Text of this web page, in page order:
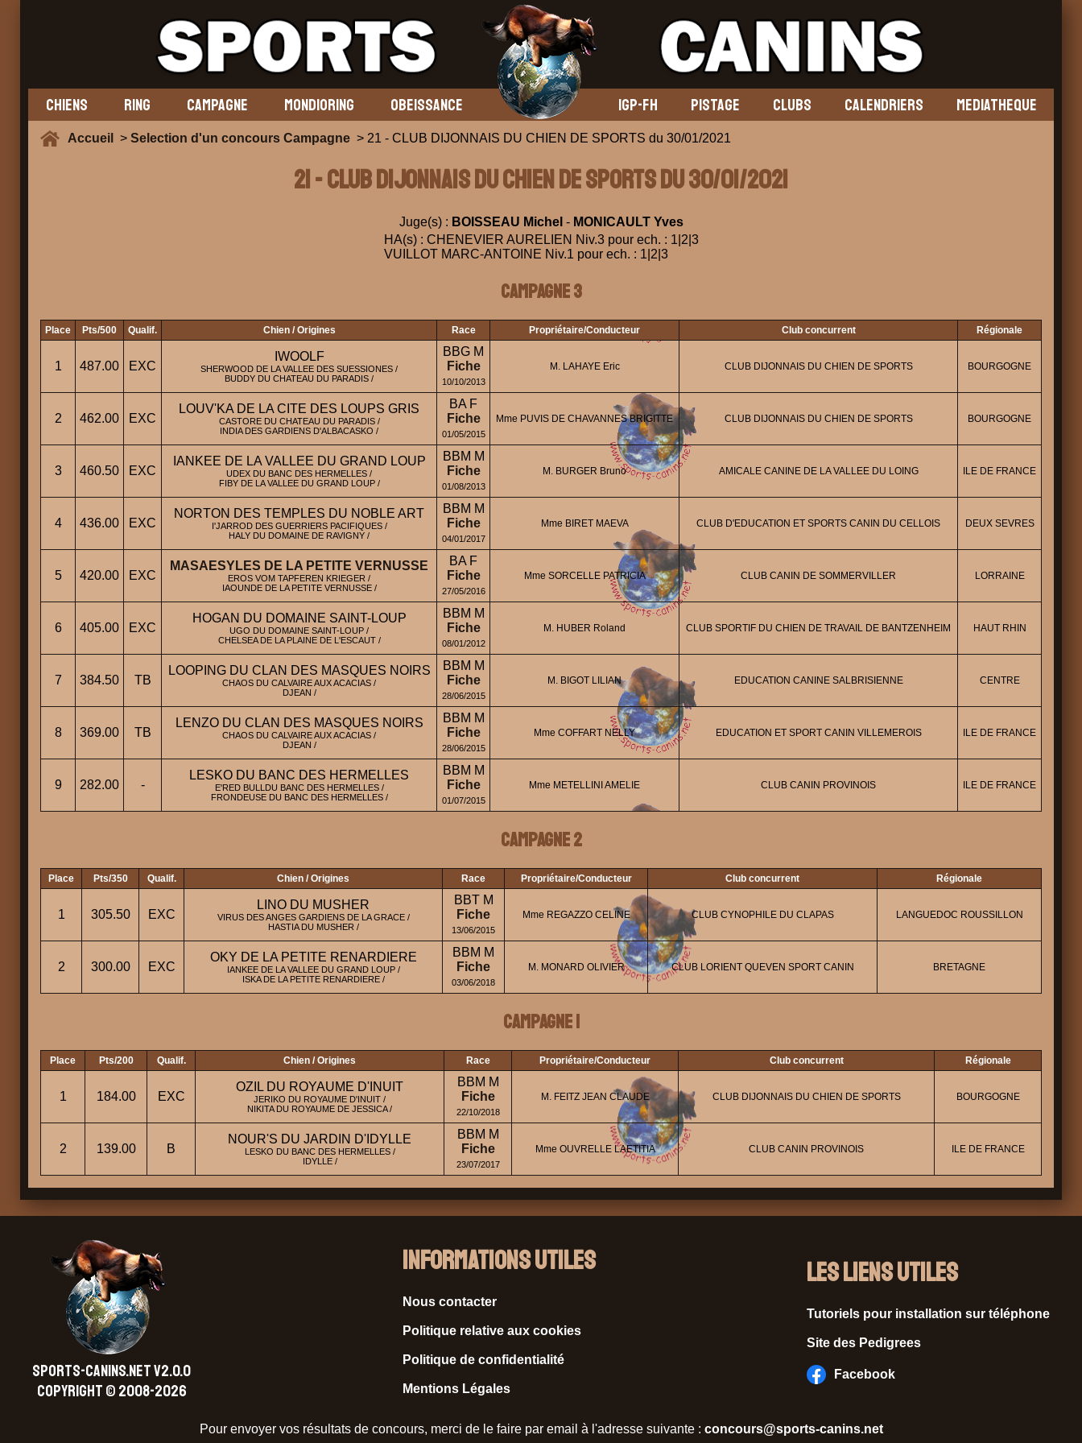
CHIENS RING CAMPAGNE MONDIORING OBEISSANCE IGP-FH PISTAGE CLUBS CALENDRIERS MEDIATHEQUE
Accueil > Selection d'un concours Campagne > 21 - CLUB DIJONNAIS DU CHIEN DE SPORTS du 30/01/2021
21 - CLUB DIJONNAIS DU CHIEN DE SPORTS du 30/01/2021
Juge(s) : BOISSEAU Michel - MONICAULT Yves
HA(s) : CHENEVIER AURELIEN Niv.3 pour ech. : 1|2|3
VUILLOT MARC-ANTOINE Niv.1 pour ech. : 1|2|3
Campagne 3
Place Pts/500 Qualif. Chien / Origines Race Propriétaire/Conducteur Club concurrent Régionale
1 487.00 EXC
IWOOLF
SHERWOOD DE LA VALLEE DES SUESSIONES /
BUDDY DU CHATEAU DU PARADIS /
BBG M
Fiche
10/10/2013
M. LAHAYE Eric CLUB DIJONNAIS DU CHIEN DE SPORTS BOURGOGNE
2 462.00 EXC
LOUV'KA DE LA CITE DES LOUPS GRIS
CASTORE DU CHATEAU DU PARADIS /
INDIA DES GARDIENS D'ALBACASKO /
BA F
Fiche
01/05/2015
Mme PUVIS DE CHAVANNES BRIGITTE CLUB DIJONNAIS DU CHIEN DE SPORTS BOURGOGNE
3 460.50 EXC
IANKEE DE LA VALLEE DU GRAND LOUP
UDEX DU BANC DES HERMELLES /
FIBY DE LA VALLEE DU GRAND LOUP /
BBM M
Fiche
01/08/2013
M. BURGER Bruno AMICALE CANINE DE LA VALLEE DU LOING ILE DE FRANCE
4 436.00 EXC
NORTON DES TEMPLES DU NOBLE ART
I'JARROD DES GUERRIERS PACIFIQUES /
HALY DU DOMAINE DE RAVIGNY /
BBM M
Fiche
04/01/2017
Mme BIRET MAEVA CLUB D'EDUCATION ET SPORTS CANIN DU CELLOIS DEUX SEVRES
5 420.00 EXC
MASAESYLES DE LA PETITE VERNUSSE
EROS VOM TAPFEREN KRIEGER /
IAOUNDE DE LA PETITE VERNUSSE /
BA F
Fiche
27/05/2016
Mme SORCELLE PATRICIA CLUB CANIN DE SOMMERVILLER LORRAINE
6 405.00 EXC
HOGAN DU DOMAINE SAINT-LOUP
UGO DU DOMAINE SAINT-LOUP /
CHELSEA DE LA PLAINE DE L'ESCAUT /
BBM M
Fiche
08/01/2012
M. HUBER Roland CLUB SPORTIF DU CHIEN DE TRAVAIL DE BANTZENHEIM HAUT RHIN
7 384.50 TB
LOOPING DU CLAN DES MASQUES NOIRS
CHAOS DU CALVAIRE AUX ACACIAS /
DJEAN /
BBM M
Fiche
28/06/2015
M. BIGOT LILIAN EDUCATION CANINE SALBRISIENNE CENTRE
8 369.00 TB
LENZO DU CLAN DES MASQUES NOIRS
CHAOS DU CALVAIRE AUX ACACIAS /
DJEAN /
BBM M
Fiche
28/06/2015
Mme COFFART NELLY EDUCATION ET SPORT CANIN VILLEMEROIS ILE DE FRANCE
9 282.00 -
LESKO DU BANC DES HERMELLES
E'RED BULLDU BANC DES HERMELLES /
FRONDEUSE DU BANC DES HERMELLES /
BBM M
Fiche
01/07/2015
Mme METELLINI AMELIE CLUB CANIN PROVINOIS ILE DE FRANCE
Campagne 2
Place Pts/350 Qualif. Chien / Origines Race Propriétaire/Conducteur Club concurrent Régionale
1 305.50 EXC
LINO DU MUSHER
VIRUS DES ANGES GARDIENS DE LA GRACE /
HASTIA DU MUSHER /
BBT M
Fiche
13/06/2015
Mme REGAZZO CELINE CLUB CYNOPHILE DU CLAPAS LANGUEDOC ROUSSILLON
2 300.00 EXC
OKY DE LA PETITE RENARDIERE
IANKEE DE LA VALLEE DU GRAND LOUP /
ISKA DE LA PETITE RENARDIERE /
BBM M
Fiche
03/06/2018
M. MONARD OLIVIER CLUB LORIENT QUEVEN SPORT CANIN BRETAGNE
Campagne 1
Place Pts/200 Qualif. Chien / Origines Race Propriétaire/Conducteur Club concurrent Régionale
1 184.00 EXC
OZIL DU ROYAUME D'INUIT
JERIKO DU ROYAUME D'INUIT /
NIKITA DU ROYAUME DE JESSICA /
BBM M
Fiche
22/10/2018
M. FEITZ JEAN CLAUDE CLUB DIJONNAIS DU CHIEN DE SPORTS BOURGOGNE
2 139.00 B
NOUR'S DU JARDIN D'IDYLLE
LESKO DU BANC DES HERMELLES /
IDYLLE /
BBM M
Fiche
23/07/2017
Mme OUVRELLE LAETITIA CLUB CANIN PROVINOIS ILE DE FRANCE
SPORTS-CANINS.NET V2.0.0
Copyright © 2008-2026
Informations Utiles
Nous contacter
Politique relative aux cookies
Politique de confidentialité
Mentions Légales
Les liens utiles
Tutoriels pour installation sur téléphone
Site des Pedigrees
Facebook
Pour envoyer vos résultats de concours, merci de le faire par email à l'adresse suivante : concours@sports-canins.net